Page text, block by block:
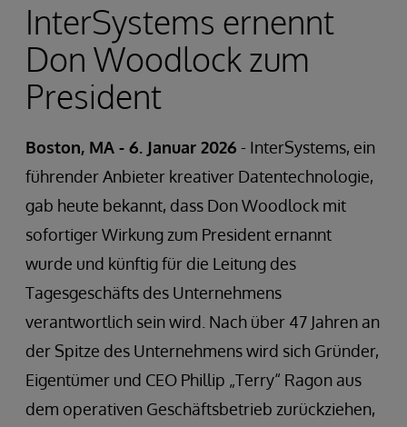
InterSystems ernennt
Don Woodlock zum
President
Boston, MA - 6. Januar 2026 - InterSystems, ein
führender Anbieter kreativer Datentechnologie,
gab heute bekannt, dass Don Woodlock mit
sofortiger Wirkung zum President ernannt
wurde und künftig für die Leitung des
Tagesgeschäfts des Unternehmens
verantwortlich sein wird. Nach über 47 Jahren an
der Spitze des Unternehmens wird sich Gründer,
Eigentümer und CEO Phillip „Terry“ Ragon aus
dem operativen Geschäftsbetrieb zurückziehen,